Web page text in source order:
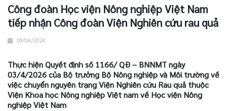
Công đoàn Học viện Nông nghiệp Việt Nam
tiếp nhận Công đoàn Viện Nghiên cứu rau quả
18/06/2026
Thực hiện Quyết định số 1166/ QĐ – BNNMT ngày
03/4/2026 của Bộ trưởng Bộ Nông nghiệp và Môi trường về
việc chuyển nguyên trạng Viện Nghiên cứu Rau quả thuộc
Viện Khoa học Nông nghiệp Việt nam về Học viện Nông
nghiệp Việt Nam